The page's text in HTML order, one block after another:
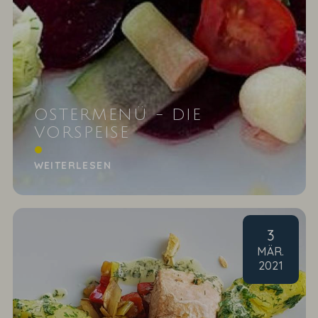
OSTERMENÜ - DIE
VORSPEISE
Matjeshäckerle mit roter Bete und Apfel
WEITERLESEN
3
MÄR.
2021